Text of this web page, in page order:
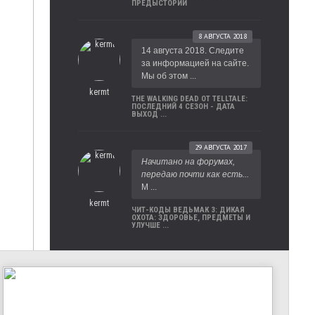
ПРЕДЫСТОРИИ
kermt
8 АВГУСТА 2018
14 августа 2018. Следите
за информацией на сайте.
Мы об этом ...
THE WALKING DEAD ОТ TELLTALE:
ПОСЛЕДНИЙ 4 СЕЗОН - ДАТА
ВЫХОД ...
kermt
29 АВГУСТА 2017
Начитано на форумах,
передаю почти как есть...
М ...
ЧИТ-КОДЫ ВЕДЬМАК 3: ДИКАЯ
ОХОТА: ЗДОРОВЬЕ, ПРЕДМЕТЫ И
УЛУЧШЕ ...